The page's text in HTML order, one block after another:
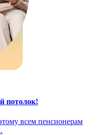
потолок!
всем пенсионерам